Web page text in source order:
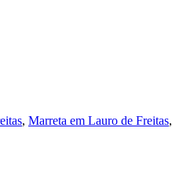
, Marreta em Lauro de Freitas,